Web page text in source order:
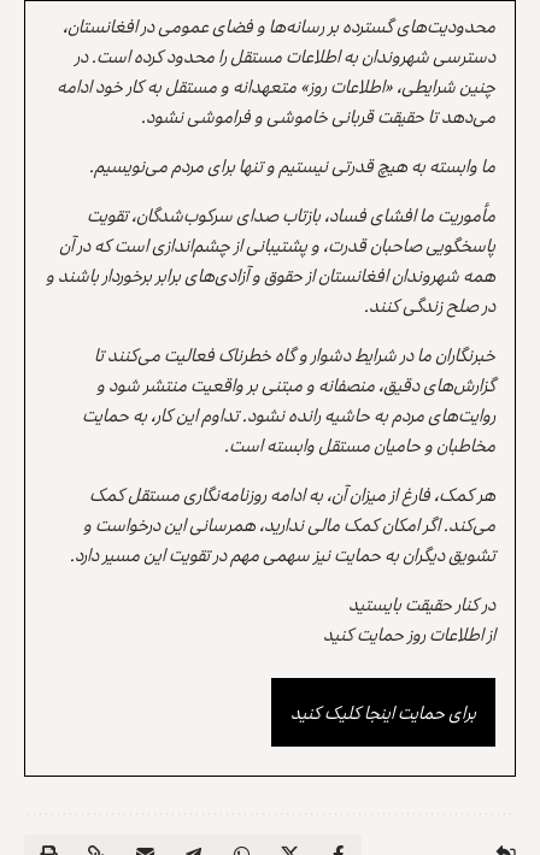
محدودیت‌های گسترده بر رسانه‌ها و فضای عمومی در افغانستان،
دسترسی شهروندان به اطلاعات مستقل را محدود کرده است. در
چنین شرایطی، «اطلاعات روز» متعهدانه و مستقل به کار خود ادامه
می‌دهد تا حقیقت قربانی خاموشی و فراموشی نشود.
ما وابسته به هیچ قدرتی نیستیم و تنها برای مردم می‌نویسیم.
مأموریت ما افشای فساد، بازتاب صدای سرکوب‌شدگان، تقویت
پاسخگویی صاحبان قدرت، و پشتیبانی از چشم‌اندازی است که در آن
همه شهروندان افغانستان از حقوق و آزادی‌های برابر برخوردار باشند و
در صلح زندگی کنند.
خبرنگاران ما در شرایط دشوار و گاه خطرناک فعالیت می‌کنند تا
گزارش‌های دقیق، منصفانه و مبتنی بر واقعیت منتشر شود و
روایت‌های مردم به حاشیه رانده نشود. تداوم این کار، به حمایت
مخاطبان و حامیان مستقل وابسته است.
هر کمک، فارغ از میزان آن، به ادامه روزنامه‌نگاری مستقل کمک
می‌کند. اگر امکان کمک مالی ندارید، همرسانی این درخواست و
تشویق دیگران به حمایت نیز سهمی مهم در تقویت این مسیر دارد.
در کنار حقیقت بایستید
از اطلاعات روز حمایت کنید
برای حمایت اینجا کلیک کنید